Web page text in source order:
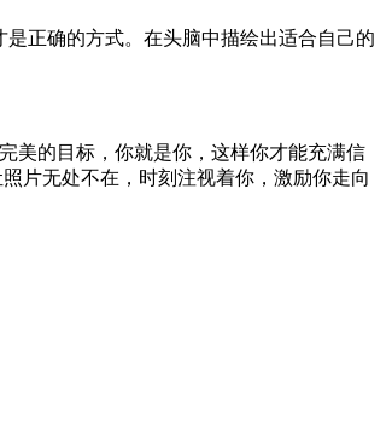
正确的方式。在头脑中描绘出适合自己的
美的目标，你就是你，这样你才能充满信
片无处不在，时刻注视着你，激励你走向